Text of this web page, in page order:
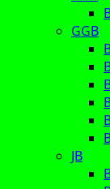
GGB
JB